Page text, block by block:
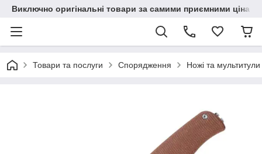
Виключно оригінальні товари за самими приємними
Товари та послуги Спорядження Ножі та мультитули